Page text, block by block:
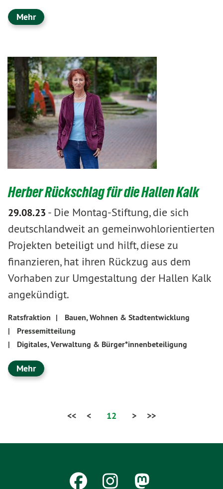
Mehr
Herber Rückschlag für die Hallen Kalk
29.08.23 - Die Montag-Stiftung, die sich
deutschlandweit an gemeinwohlorientierten
Projekten beteiligt und hilft, diese zu
finanzieren, hat ihren Rückzug aus dem
Vorhaben zur Umgestaltung der Hallen Kalk
angekündigt.
Ratsfraktion |
Bauen, Wohnen & Stadtentwicklung
|
Pressemitteilung
|
Digitales, Verwaltung & Bürger*innenbeteiligung
Mehr
<< < 12 > >>